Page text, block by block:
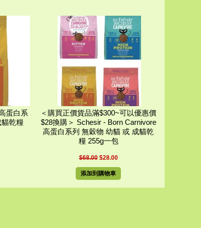
蛋白系
乾糧
＜購買正價貨品滿$300~可以優惠價
$28換購＞ Schesir - Born Carnivore
高蛋白系列 無穀物 幼貓 或 成貓乾
糧 255g一包
$68.00 $28.00
添加到購物車